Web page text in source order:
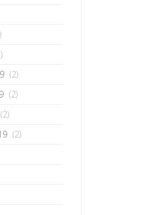
(2)
(2)
(2)
(2)